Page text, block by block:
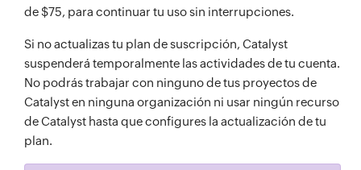
de $75, para continuar tu uso sin interrupciones.
Si no actualizas tu plan de suscripción, Catalyst
suspenderá temporalmente las actividades de tu cuenta.
No podrás trabajar con ninguno de tus proyectos de
Catalyst en ninguna organización ni usar ningún recurso
de Catalyst hasta que configures la actualización de tu
plan.